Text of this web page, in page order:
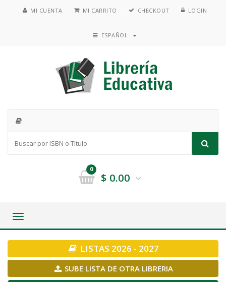
MI CUENTA MI CARRITO CHECKOUT LOGIN
ESPAÑOL
0
$ 0.00
Toggle
LISTAS 2026 - 2027
SUBE LISTA DE OTRA LIBRERIA